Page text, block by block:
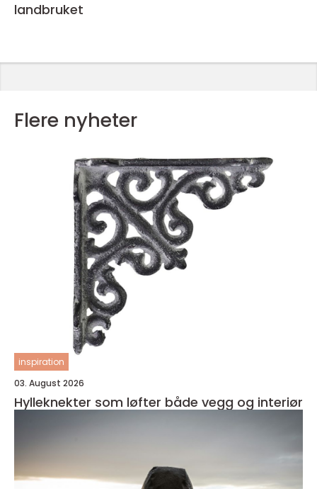
landbruket
Flere nyheter
inspiration
03. August 2026
Hylleknekter som løfter både vegg og interiør